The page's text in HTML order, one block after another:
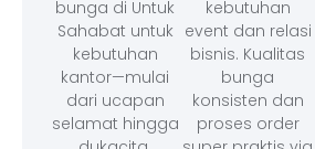
bunga di Untuk
Sahabat untuk
kebutuhan
kantor—mulai
dari ucapan
selamat hingga
kebutuhan
event dan relasi
bisnis. Kualitas
bunga
konsisten dan
proses order